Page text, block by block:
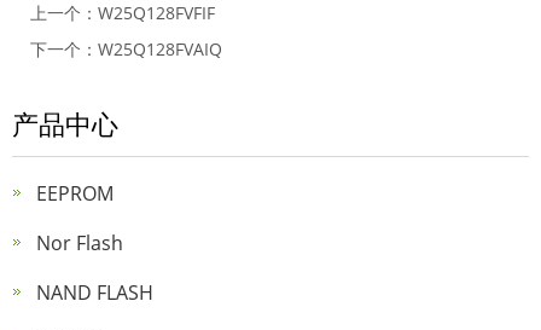
上一个： W25Q128FVFIF
下一个： W25Q128FVAIQ
产品中心
EEPROM
Nor Flash
NAND FLASH